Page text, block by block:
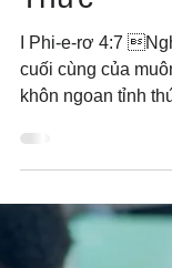
Khôn
Thức
I Phi-e-rơ 4:7
cuối cùng của
hỏi suy ngẫm:...